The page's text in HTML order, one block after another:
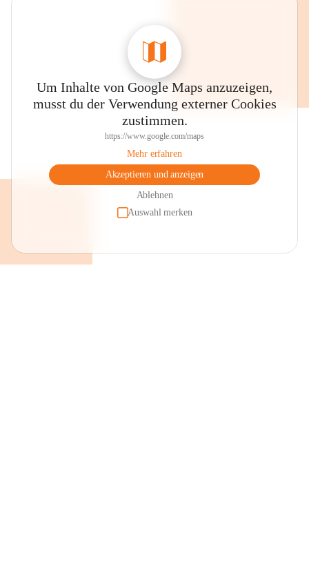
Um Inhalte von Google Maps anzuzeigen,
musst du der Verwendung externer Cookies
zustimmen.
https://www.google.com/maps
Mehr erfahren
Akzeptieren und anzeigen
Ablehnen
Auswahl merken